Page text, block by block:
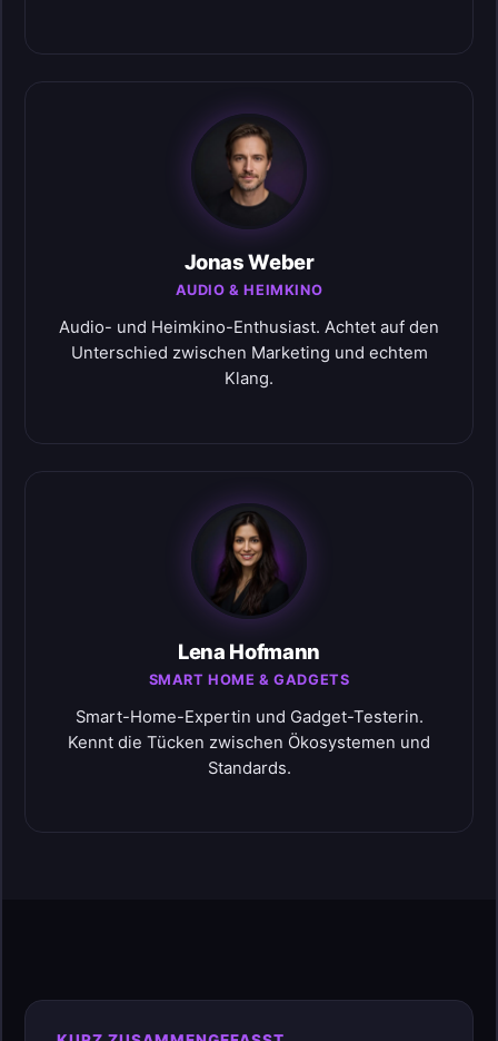
Jonas Weber
AUDIO & HEIMKINO
Audio- und Heimkino-Enthusiast. Achtet auf den
Unterschied zwischen Marketing und echtem
Klang.
Lena Hofmann
SMART HOME & GADGETS
Smart-Home-Expertin und Gadget-Testerin.
Kennt die Tücken zwischen Ökosystemen und
Standards.